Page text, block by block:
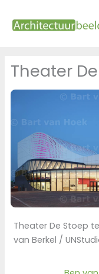
naar
Theater
Theater De Stoep
van Berkel /